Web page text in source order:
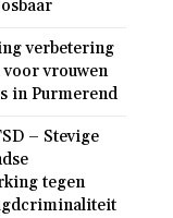
verbetering
vrouwen
in Purmerend
– Stevige
tegen